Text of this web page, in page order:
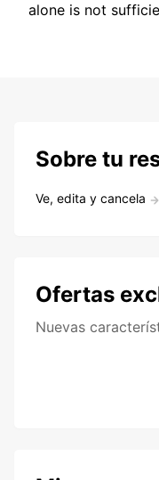
alone is not
Sobre tu
Ve, edita y cancela
Ofertas
Nuevas